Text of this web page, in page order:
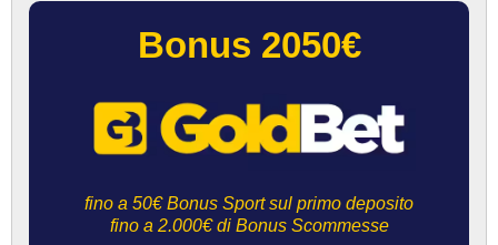
Bonus 2050€
fino a 50€ Bonus Sport sul primo deposito
fino a 2.000€ di Bonus Scommesse